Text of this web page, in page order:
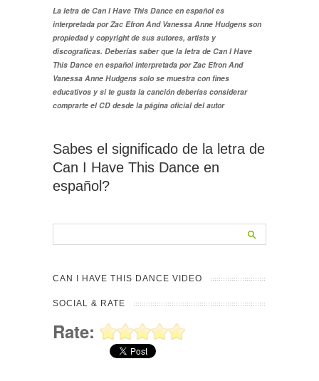
La letra de Can I Have This Dance en español es
interpretada por Zac Efron And Vanessa Anne Hudgens son
propiedad y copyright de sus autores, artists y
discograficas. Deberías saber que la letra de Can I Have
This Dance en español interpretada por Zac Efron And
Vanessa Anne Hudgens solo se muestra con fines
educativos y si te gusta la canción deberías considerar
comprarte el CD desde la página oficial del autor
Sabes el significado de la letra de
Can I Have This Dance en
español?
CAN I HAVE THIS DANCE VIDEO
SOCIAL & RATE
Rate: